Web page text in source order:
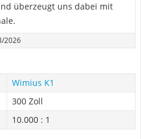
überzeugt uns dabei mit
2026
Wimius K1
300 Zoll
10.000 : 1